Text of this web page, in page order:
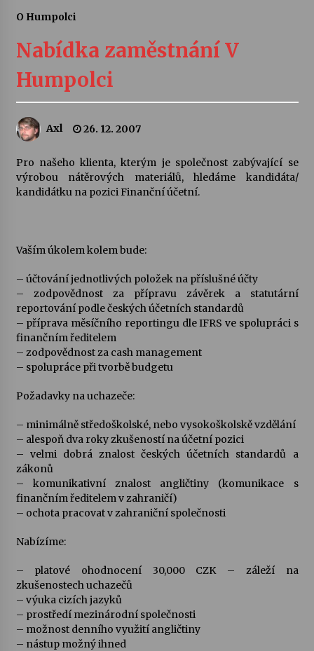
Sukuba Ensemble
4. 8. 2026
kapkou
Veselí muzikanti
30. 7. 2026
28. 7. 2026
Letní koncerty ve Stromovce: Kolchoz a
Jenakaši
28. 7. 2026
Votavžatský ploty
23. 7. 2026
22. 7. 2026
Vysočinka
17. 7. 2026
Za kulturou kousek za Humpolec. V Želivě ožije
odkaz Josefa Čapka
13. 7. 2026
O Humpolci
Nabídka zaměstnání V
Humpolci
Axl 26. 12. 2007
Pro našeho klienta, kterým je společnost zabývající se
výrobou nátěrových materiálů, hledáme kandidáta/
kandidátku na pozici Finanční účetní.
Vaším úkolem kolem bude:
– účtování jednotlivých položek na příslušné účty
– zodpovědnost za přípravu závěrek a statutární
reportování podle českých účetních standardů
– příprava měsíčního reportingu dle IFRS ve spolupráci s
finančním ředitelem
– zodpovědnost za cash management
– spolupráce při tvorbě budgetu
Požadavky na uchazeče:
– minimálně středoškolské, nebo vysokoškolskě vzdělání
– alespoň dva roky zkušeností na účetní pozici
– velmi dobrá znalost českých účetních standardů a
zákonů
– komunikativní znalost angličtiny (komunikace s
finančním ředitelem v zahraničí)
– ochota pracovat v zahraniční společnosti
Nabízíme:
– platové ohodnocení 30,000 CZK – záleží na
zkušenostech uchazečů
– výuka cizích jazyků
– prostředí mezinárodní společnosti
– možnost denního využití angličtiny
– nástup možný ihned